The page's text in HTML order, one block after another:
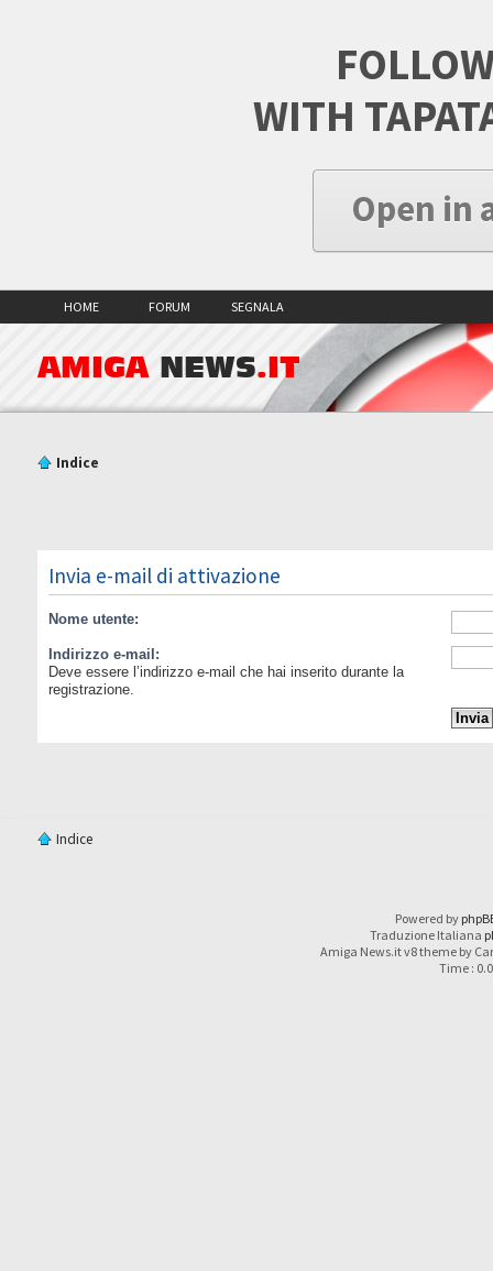
WITH
Open in
HOME FORUM SEGNALA
AMIGA NEWS.IT
Indice
Invia e-mail di attivazione
Nome utente:
Indirizzo e-mail:
Deve essere l’indirizzo e-mail che hai inserito durante la
registrazione.
Indice
Powered by
Traduzione Italiana
Amiga News.it v8 theme by
Time :